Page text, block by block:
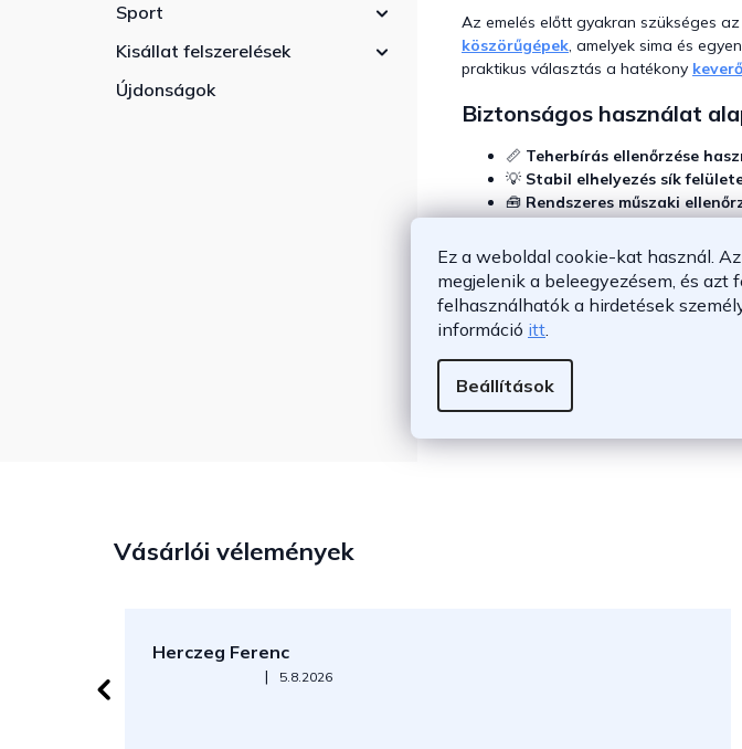
Ez a weboldal cookie-kat használ.
megjelenik a beleegyezésem, és azt
felhasználhatók a hirdetések
információ itt
Beállítások
Sport
Kisállat felszerelések
Újdonságok
Az emelés előtt gyakran szükséges
köszörűgépek, amelyek sima és
praktikus választás a hatékony
Biztonságos használat
📏 Teherbírás ellenőrzése
💡 Stabil elhelyezés sík
🧰 Rendszeres műszaki
🛠️ Biztonsági előírások
Teljesítmény és
A modernműhelydaru
stabil és
Vásárlói vélemények
Herczeg Ferenc
Az áruház értékelése 5-ből 5 csillag.
| 5.8.2026